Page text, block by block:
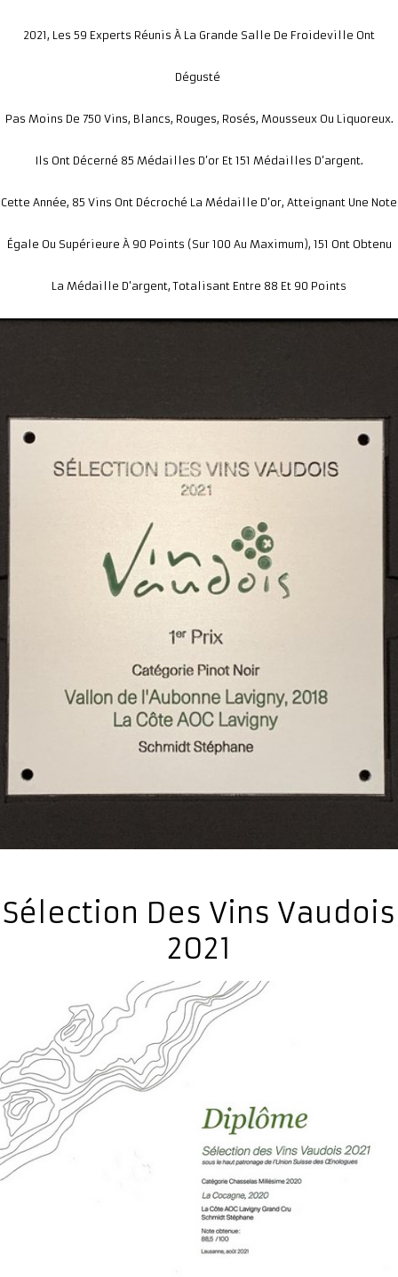
2021, Les 59 Experts Réunis À La Grande Salle De Froideville Ont
Dégusté
Pas Moins De 750 Vins, Blancs, Rouges, Rosés, Mousseux Ou Liquoreux.
Ils Ont Décerné 85 Médailles D’or Et 151 Médailles D’argent.
Cette Année, 85 Vins Ont Décroché La Médaille D’or, Atteignant Une Note
Égale Ou Supérieure À 90 Points (sur 100 Au Maximum), 151 Ont Obtenu
La Médaille D’argent, Totalisant Entre 88 Et 90 PointS
Sélection Des Vins Vaudois
2021